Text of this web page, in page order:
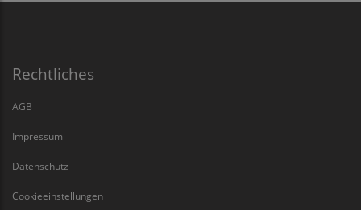
Rechtliches
AGB
Impressum
Datenschutz
Cookieeinstellungen